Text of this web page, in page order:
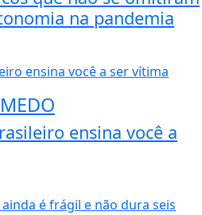
na pandemia
ensina você a